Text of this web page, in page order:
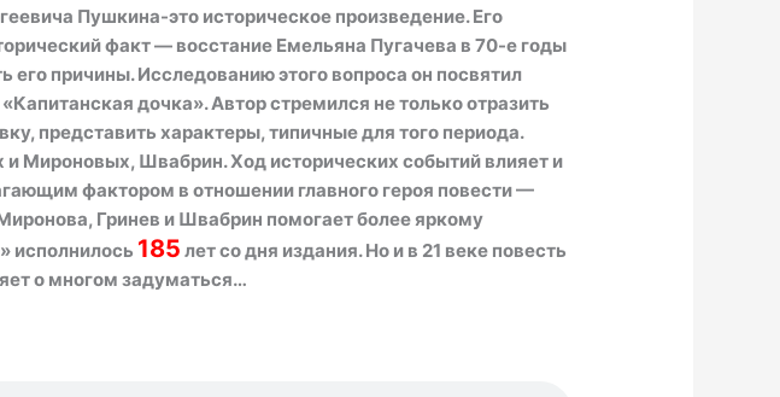
Пушкина-это историческое произведение. Его
факт — восстание Емельяна Пугачева в 70-е годы
его причины. Исследованию этого вопроса он посвятил
дочка». Автор стремился не только отразить
представить характеры, типичные для того периода.
Швабрин. Ход исторических событий влияет и
фактором в отношении главного героя повести —
Гринев и Швабрин помогает более яркому
исполнилось 185 лет со дня издания. Но и в 21 веке повесть
о многом задуматься…